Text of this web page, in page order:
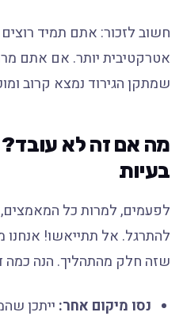
חשוב לזכור: אתם תמיד
אטרקטיבית יותר. אם אתם
שמתקן הגירוד נמצא קרוב
מה אם זה לא עובד?
בעיות
לפעמים, למרות כל
להתרגל. אל תתייאשו!
שזה חלק מהתהליך. הנה כמה
נסו מיקום אחר:ייתכן